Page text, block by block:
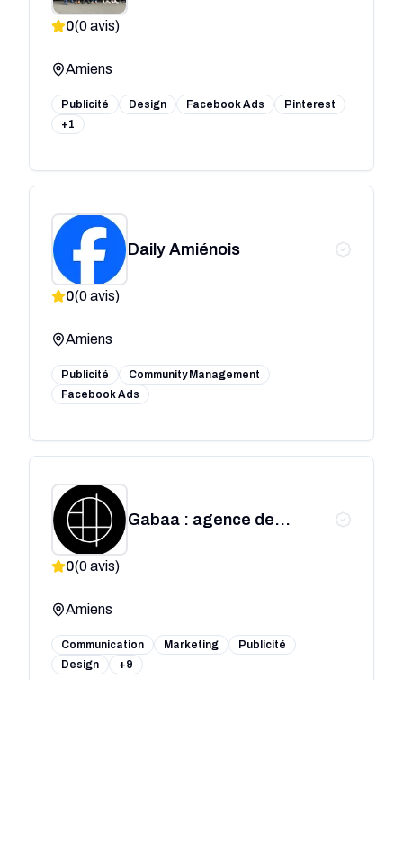
0(0avis)
Amiens
Publicité Design Facebook Ads
Pinterest
+1
Daily Amiénois
0(0avis)
Amiens
Publicité
Community Management
Facebook Ads
Gabaa : agence de
0(0avis)
Amiens
Communication Marketing
Publicité
Design
+9